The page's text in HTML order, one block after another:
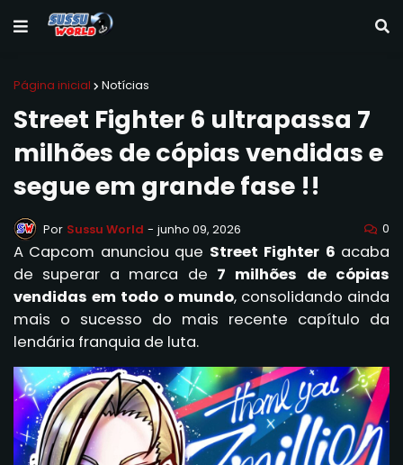
Página inicial Notícias
Street Fighter 6 ultrapassa 7
milhões de cópias vendidas e
segue em grande fase !!
Por Sussu World - junho 09, 2026 0
A Capcom anunciou que Street Fighter 6 acaba
de superar a marca de 7 milhões de cópias
vendidas em todo o mundo, consolidando ainda
mais o sucesso do mais recente capítulo da
lendária franquia de luta.